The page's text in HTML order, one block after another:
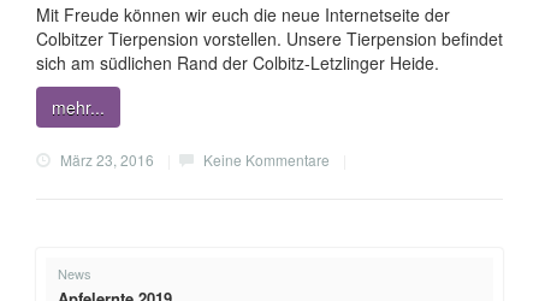
Mit Freude können wir euch die neue Internetseite der
Colbitzer Tierpension vorstellen. Unsere Tierpension befindet
sich am südlichen Rand der Colbitz-Letzlinger Heide.
mehr...
März 23, 2016 Keine Kommentare
News